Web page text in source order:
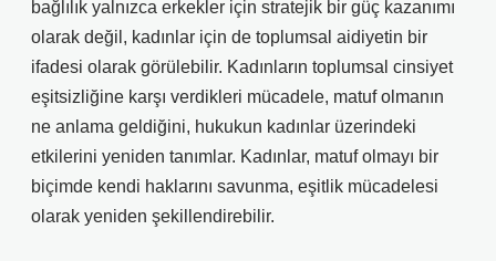
bağlılık yalnızca erkekler için stratejik bir güç kazanımı
olarak değil, kadınlar için de toplumsal aidiyetin bir
ifadesi olarak görülebilir. Kadınların toplumsal cinsiyet
eşitsizliğine karşı verdikleri mücadele, matuf olmanın
ne anlama geldiğini, hukukun kadınlar üzerindeki
etkilerini yeniden tanımlar. Kadınlar, matuf olmayı bir
biçimde kendi haklarını savunma, eşitlik mücadelesi
olarak yeniden şekillendirebilir.